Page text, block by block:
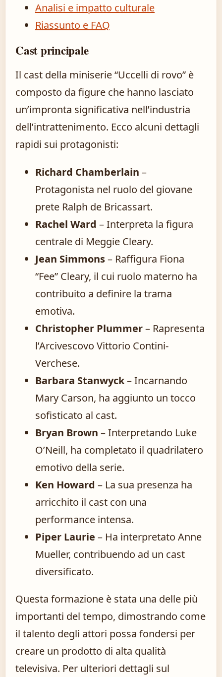
Analisi e impatto culturale
Riassunto e FAQ
Cast principale
Il cast della miniserie “Uccelli di rovo” è
composto da figure che hanno lasciato
un’impronta significativa nell’industria
dell’intrattenimento. Ecco alcuni dettagli
rapidi sui protagonisti:
Richard Chamberlain –
Protagonista nel ruolo del giovane
prete Ralph de Bricassart.
Rachel Ward – Interpreta la figura
centrale di Meggie Cleary.
Jean Simmons– Raffigura Fiona
“Fee” Cleary, il cui ruolo materno ha
contribuito a definire la trama
emotiva.
Christopher Plummer– Rapresenta
l’Arcivescovo Vittorio Contini-
Verchese.
Barbara Stanwyck– Incarnando
Mary Carson, ha aggiunto un tocco
sofisticato al cast.
Bryan Brown – Interpretando Luke
O’Neill, ha completato il quadrilatero
emotivo della serie.
Ken Howard – La sua presenza ha
arricchito il cast con una
performance intensa.
Piper Laurie – Ha interpretato Anne
Mueller, contribuendo ad un cast
diversificato.
Questa formazione è stata una delle più
importanti del tempo, dimostrando come
il talento degli attori possa fondersi per
creare un prodotto di alta qualità
televisiva. Per ulteriori dettagli sul